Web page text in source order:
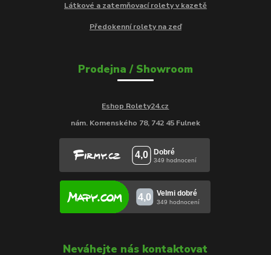
Látkové a zatemňovací rolety v kazetě
Předokenní rolety na zeď
Prodejna / Showroom
Eshop Rolety24.cz
nám. Komenského 78, 742 45 Fulnek
Neváhejte nás kontaktovat